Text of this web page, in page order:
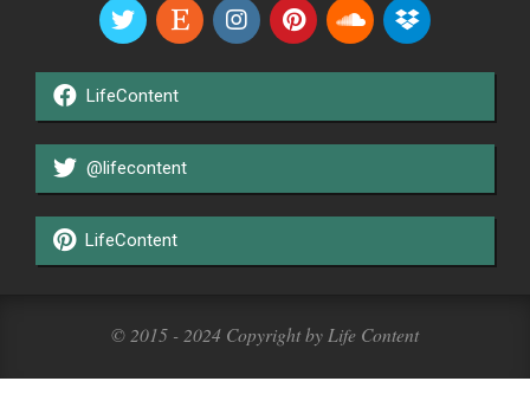
LifeContent
@lifecontent
LifeContent
© 2015 - 2024 Copyright by Life Content